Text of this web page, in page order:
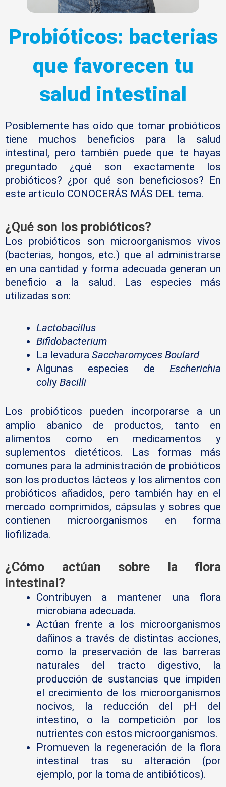
Probióticos: bacterias
que favorecen tu
salud intestinal
Posiblemente has oído que tomar probióticos
tiene muchos beneficios para la salud
intestinal, pero también puede que te hayas
preguntado ¿qué son exactamente los
probióticos? ¿por qué son beneficiosos? En
este artículo CONOCERÁS MÁS DEL tema.
¿Qué son los probióticos?
Los probióticos son microorganismos vivos
(bacterias, hongos, etc.) que al administrarse
en una cantidad y forma adecuada generan un
beneficio a la salud. Las especies más
utilizadas son:
Lactobacillus
Bifidobacterium
La levadura Saccharomyces Boulard
Algunas especies de Escherichia
coliy Bacilli
Los probióticos pueden incorporarse a un
amplio abanico de productos, tanto en
alimentos como en medicamentos y
suplementos dietéticos. Las formas más
comunes para la administración de probióticos
son los productos lácteos y los alimentos con
probióticos añadidos, pero también hay en el
mercado comprimidos, cápsulas y sobres que
contienen microorganismos en forma
liofilizada.
¿Cómo actúan sobre la flora
intestinal?
Contribuyen a mantener una flora
microbiana adecuada.
Actúan frente a los microorganismos
dañinos a través de distintas acciones,
como la preservación de las barreras
naturales del tracto digestivo, la
producción de sustancias que impiden
el crecimiento de los microorganismos
nocivos, la reducción del pH del
intestino, o la competición por los
nutrientes con estos microorganismos.
Promueven la regeneración de la flora
intestinal tras su alteración (por
ejemplo, por la toma de antibióticos).